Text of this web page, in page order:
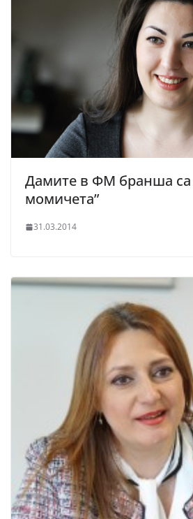
Дамите в ФМ бранша
момичета”
31.03.2014